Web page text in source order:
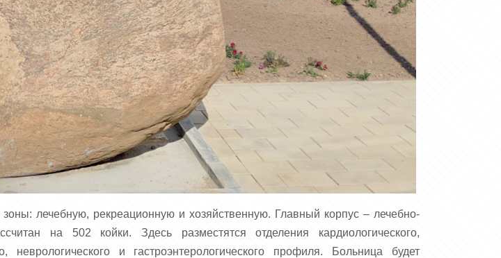
лечебную, рекреационную и хозяйственную. Главный корпус – лечебно-
на 502 койки. Здесь разместятся отделения кардиологического,
неврологического и гастроэнтерологического профиля. Больница будет